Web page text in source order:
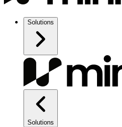
Solutions
Solutions